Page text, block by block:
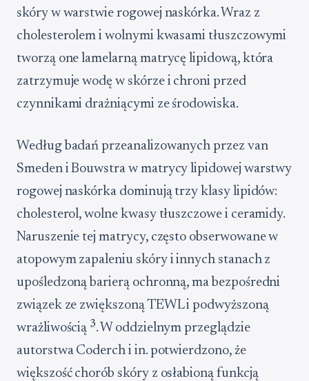
skóry w warstwie rogowej naskórka. Wraz z
cholesterolem i wolnymi kwasami tłuszczowymi
tworzą one lamelarną matrycę lipidową, która
zatrzymuje wodę w skórze i chroni przed
czynnikami drażniącymi ze środowiska.
Według badań przeanalizowanych przez van
Smeden i Bouwstra w matrycy lipidowej warstwy
rogowej naskórka dominują trzy klasy lipidów:
cholesterol, wolne kwasy tłuszczowe i ceramidy.
Naruszenie tej matrycy, często obserwowane w
atopowym zapaleniu skóry i innych stanach z
upośledzoną barierą ochronną, ma bezpośredni
związek ze zwiększoną TEWL i podwyższoną
wrażliwością3. W oddzielnym przeglądzie
autorstwa Coderch i in. potwierdzono, że
większość chorób skóry z osłabioną funkcją